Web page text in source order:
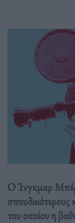
Ο Ίνγκμαρ
σπουδαιότερους
του οποίου η